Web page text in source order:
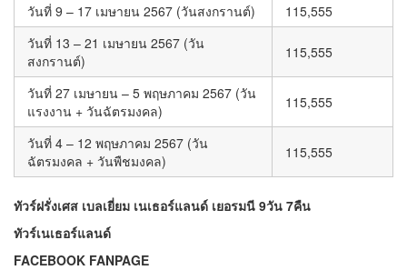
วันที่ 9 – 17 เมษายน 2567 (วันสงกรานต์)
115,555
วันที่ 13 – 21 เมษายน 2567 (วัน
สงกรานต์)
115,555
วันที่ 27 เมษายน – 5 พฤษภาคม 2567 (วัน
แรงงาน + วันฉัตรมงคล)
115,555
วันที่ 4 – 12 พฤษภาคม 2567 (วัน
ฉัตรมงคล + วันพืชมงคล)
115,555
ทัวร์ฝรั่งเศส เบลเยี่ยม เนเธอร์แลนด์ เยอรมนี 9วัน 7คืน
ทัวร์เนเธอร์แลนด์
FACEBOOK FANPAGE